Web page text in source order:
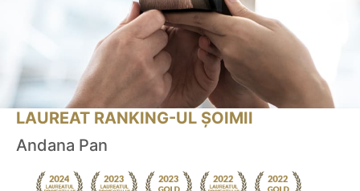
LAUREAT RANKING-UL ȘOIMII
Andana Pan